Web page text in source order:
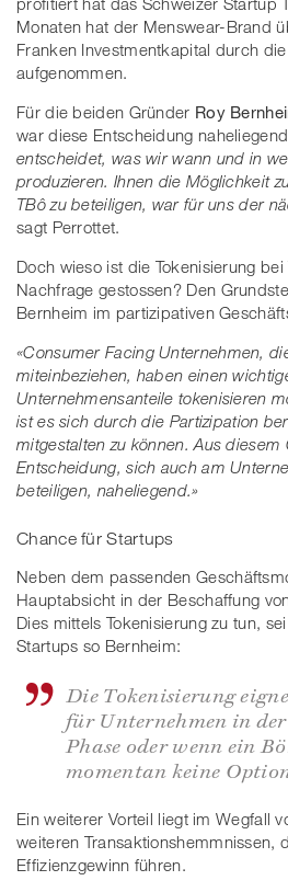
Monaten hat der Menswear-Brand
Franken Investmentkapital durch
aufgenommen.
Für die beiden Gründer Roy
war diese Entscheidung
entscheidet, was wir wann und in
produzieren. Ihnen die Möglichkeit
TBô zu beteiligen, war für uns der
sagt Perrottet.
Doch wieso ist die Tokenisierung
Nachfrage gestossen? Den
Bernheim im partizipativen
«Consumer Facing Unternehmen,
miteinbeziehen, haben einen
Unternehmensanteile tokenisieren
ist es sich durch die Partizipation
mitgestalten zu können. Aus
Entscheidung, sich auch am
beteiligen, naheliegend.»
Chance für Startups
Neben dem passenden
Hauptabsicht in der Beschaffung
Dies mittels Tokenisierung zu tun,
Startups so Bernheim:
Die Tokenisierung
für Unternehmen in
Phase oder wenn ein
momentan keine
Ein weiterer Vorteil liegt im Wegfall
weiteren Transaktionshemmnissen,
Effizienzgewinn führen.